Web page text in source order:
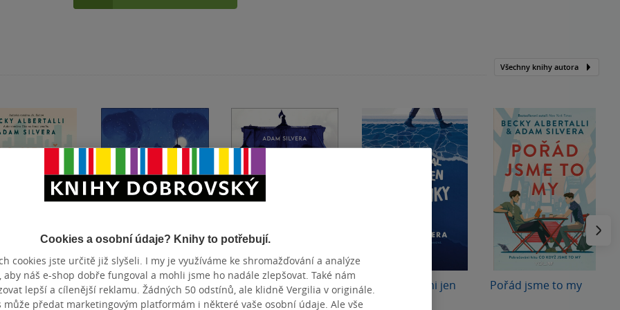
Všechny knihy autora
jsme to my
Oba na konci
zemřou
První, kdo na konci
zemře
Zanechal jsi mi jen
vzpomínky
Pořád jsme to my
Cookies a osobní údaje? Knihy to potřebují.
cookies jste určitě již slyšeli. I my je využíváme ke shromažďování a analýze
aby náš e-shop dobře fungoval a mohli jsme ho nadále zlepšovat. Také nám
lepší a cílenější reklamu. Žádných 50 odstínů, ale klidně Vergilia v originále.
může předat marketingovým platformám i některé vaše osobní údaje. Ale vše